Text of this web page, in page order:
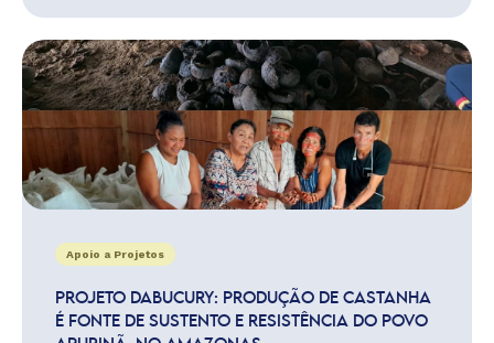
Apoio a Projetos
PROJETO DABUCURY: PRODUÇÃO DE CASTANHA
É FONTE DE SUSTENTO E RESISTÊNCIA DO POVO